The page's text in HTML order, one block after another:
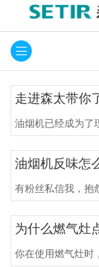
走进森太带你
油烟机已经成为了
油烟机反味怎
有粉丝私信我，抱
为什么燃气灶
你在使用燃气灶时